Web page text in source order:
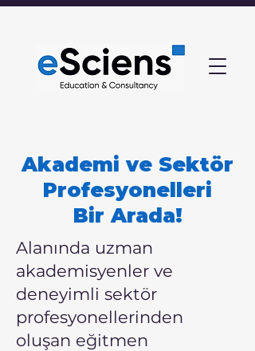
Akademi ve Sektör
Profesyonelleri
Bir Arada!
Alanında uzman
akademisyenler ve
deneyimli sektör
profesyonellerinden
oluşan eğitmen